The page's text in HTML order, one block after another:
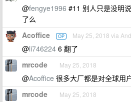
@fengye1996 #11 别人只是没明
了么
Acoffice OP May 25, 2018 via
@li746224 6 翻了
mrcode May 25, 2018
@Acoffice 很多大厂都是对全球用
mrcode May 25, 2018